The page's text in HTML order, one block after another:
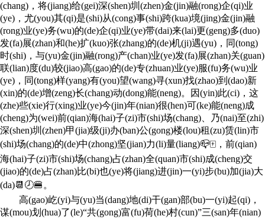
(chang)，将(jiang)给(gei)深(shen)圳(zhen)金(jin)融(rong)企(qi)业
(ye)，尤(you)其(qi)是(shi)从(cong)事(shi)跨(kua)境(jing)金(jin)融
(rong)业(ye)务(wu)的(de)企(qi)业(ye)带(dai)来(lai)更(geng)多(duo)
发(fa)展(zhan)和(he)扩(kuo)张(zhang)的(de)机(ji)遇(yu)，同(tong)
时(shi)，与(yu)金(jin)融(rong)产(chan)业(ye)发(fa)展(zhan)关(guan)
联(lian)度(du)较(jiao)高(gao)的(de)专(zhuan)业(ye)服(fu)务(wu)业
(ye)，同(tong)样(yang)有(you)望(wang)寻(xun)找(zhao)到(dao)新
(xin)的(de)增(zeng)长(chang)动(dong)能(neng)。因(yin)此(ci)，这
(zhe)些(xie)行(xing)业(ye)今(jin)年(nian)很(hen)可(ke)能(neng)成
(cheng)为(wei)前(qian)海(hai)子(zi)市(shi)场(chang)、乃(nai)至(zhi)
深(shen)圳(zhen)甲(jia)级(ji)办(ban)公(gong)楼(lou)租(zu)赁(lin)市
(shi)场(chang)的(de)中(zhong)坚(jian)力(li)量(liang)📪🀄，前(qian)
海(hai)子(zi)市(shi)场(chang)占(zhan)全(quan)市(shi)成(cheng)交
(jiao)的(de)占(zhan)比(bi)也(ye)将(jiang)进(jin)一(yi)步(bu)加(jia)大
(da)📆🕗🍔。
高(gao)屹(yi)与(yu)当(dang)地(di)干(gan)部(bu)一(yi)起(qi)，
谋(mou)划(hua)了(le)“共(gong)富(fu)荷(he)村(cun)”三(san)年(nian)